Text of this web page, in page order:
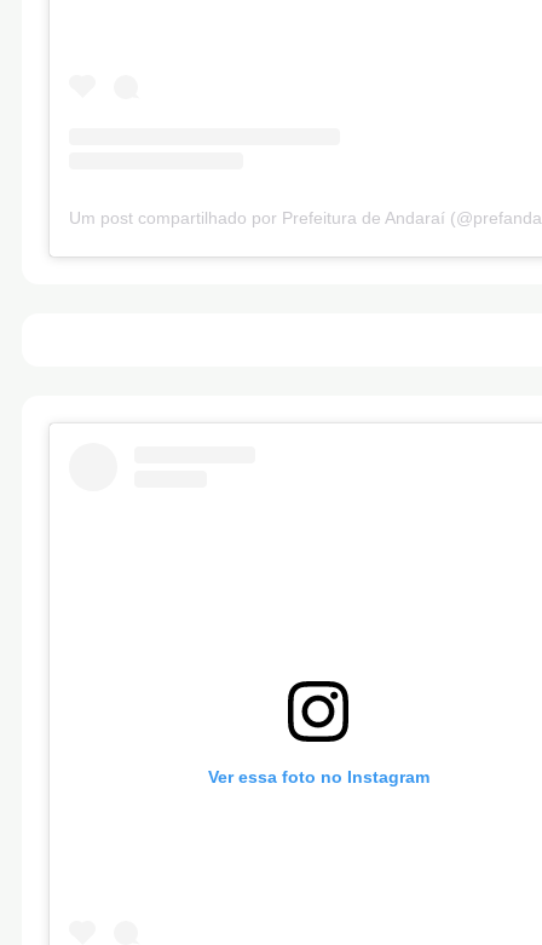
Um post compartilhado por Prefeitura de Andaraí
Ver essa foto no Instagram